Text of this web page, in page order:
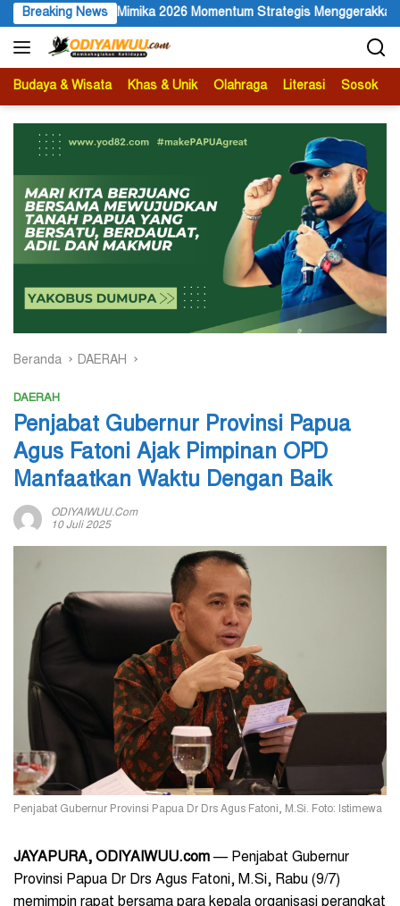
Langsung
ke
konten
Breaking News
Strategis Menggerakkan Ekonomi Warga Membuka
Budaya & Wisata Khas & Unik Olahraga Literasi Sosok
Beranda DAERAH
DAERAH
Penjabat Gubernur Provinsi Papua
Agus Fatoni Ajak Pimpinan OPD
Manfaatkan Waktu Dengan Baik
ODIYAIWUU.com
10 Juli 2025
Penjabat Gubernur Provinsi Papua Dr Drs Agus Fatoni, M.Si. Foto: Istimewa
JAYAPURA, ODIYAIWUU.com — Penjabat Gubernur
Provinsi Papua Dr Drs Agus Fatoni, M.Si, Rabu (9/7)
memimpin rapat bersama para kepala organisasi perangkat